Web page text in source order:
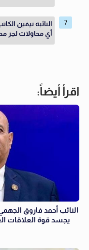
النائبة نيفين
أي محاولات لجر
اقرأ أيضاً:
النائب أحمد فاروق
يجسد قوة العلاقات